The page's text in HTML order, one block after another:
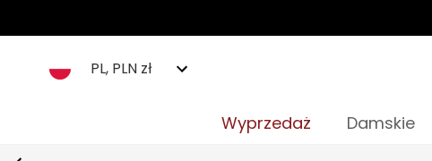
PL, PLN zł
Wyprzedaż Damskie